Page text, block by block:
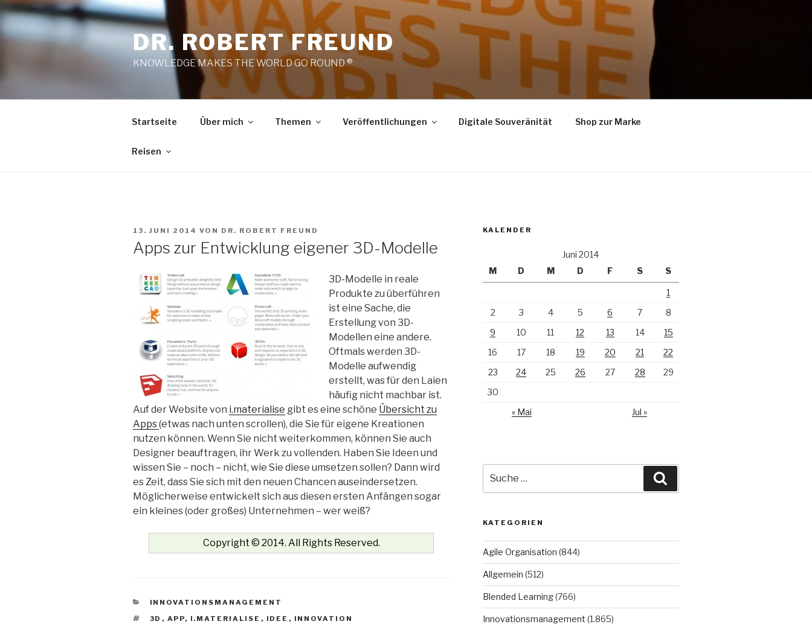
Zum
Inhalt
springen
DR. ROBERT FREUND
KNOWLEDGE MAKES THE WORLD GO ROUND ®
Startseite Über mich Themen Veröffentlichungen Digitale Souveränität Shop zur Marke
Reisen
VERÖFFENTLICHT
13. JUNI 2014 VON DR. ROBERT FREUND
Apps zur Entwicklung eigener 3D-Modelle
3D-Modelle in reale
Produkte zu überführen
ist eine Sache, die
Erstellung von 3D-
Modellen eine andere.
Oftmals werden 3D-
Modelle aufwendig
erstellt, was für den Laien
häufig nicht machbar ist.
Auf der Website von i.materialise gibt es eine schöne Übersicht zu
Apps(etwas nach unten scrollen), die Sie für eigene Kreationen
nutzen können. Wenn Sie nicht weiterkommen, können Sie auch
Designer beauftragen, ihr Werk zu vollenden. Haben Sie Ideen und
wissen Sie – noch – nicht, wie Sie diese umsetzen sollen? Dann wird
es Zeit, dass Sie sich mit den neuen Chancen auseindersetzen.
Möglicherweise entwickelt sich aus diesen ersten Anfängen sogar
ein kleines (oder großes) Unternehmen – wer weiß?
Copyright © 2014. All Rights Reserved.
KATEGORIEN
INNOVATIONSMANAGEMENT
SCHLAGWÖRTER
3D , APP, I.MATERIALISE , IDEE , INNOVATION
KALENDER
Juni 2014
M
D M D F S S
1
2
3 4 5 6 7
8
9
10 11 12 13 14
15
16
17 18 19 20 21
22
23
24 25 26 27 28
29
30
« Mai
Jul »
nach:
KATEGORIEN
Agile Organisation (844)
Allgemein (512)
Blended Learning(766)
Innovationsmanagement (1.865)